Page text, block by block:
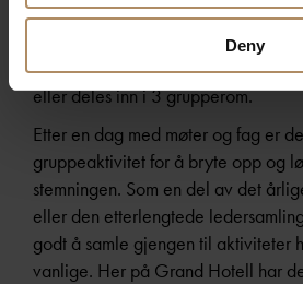
Deny
deres bruk.Konsulatet rommer opp
tar 59
kan både benyttes som kurslokale
eller deles inn i 3 grupperom.
Etter en dag med møter og fag er
gruppeaktivitet for å bryte opp og
stemningen. Som en del av det
eller den etterlengtede
godt å samle gjengen til aktiviteter
vanlige. Her på Grand Hotell har